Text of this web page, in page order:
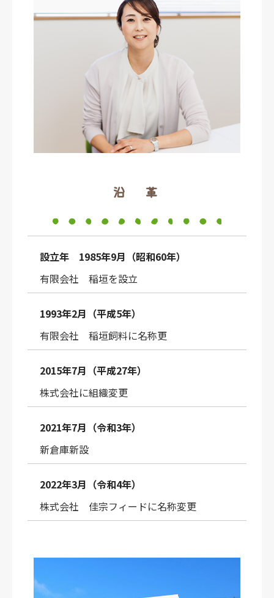
沿 革
設立年 1985年9月（昭和60年）
有限会社 稲垣を設立
1993年2月（平成5年）
有限会社 稲垣飼料に名称更
2015年7月（平成27年）
株式会社に組織変更
2021年7月（令和3年）
新倉庫新設
2022年3月（令和4年）
株式会社 佳宗フィードに名称変更